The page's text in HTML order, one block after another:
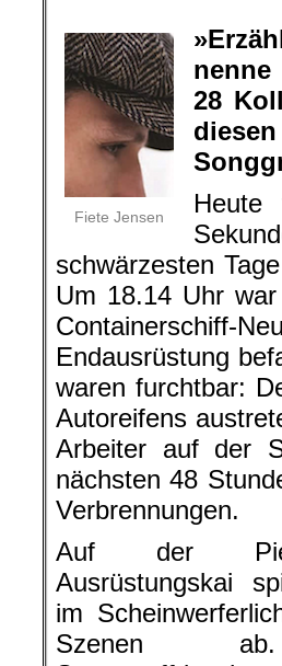
Fiete Jensen
28
schwärzesten
Um 18.14 Uhr
Containerschiff-
Endausrüstung
waren furchtbar:
Autoreifens
Arbeiter auf der
nächsten 48
Verbrennungen.
Auf der
Ausrüstungskai
im
Szenen